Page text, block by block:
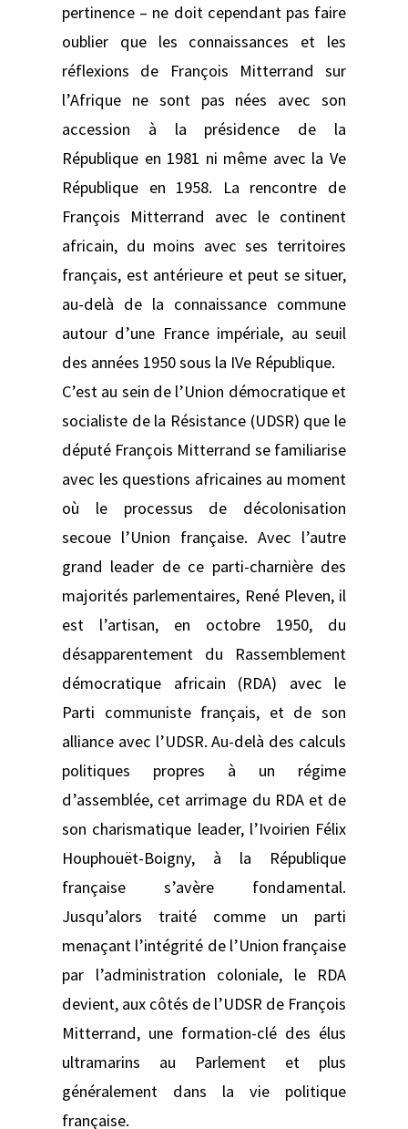
pertinence – ne doit cependant pas faire
oublier que les connaissances et les
réflexions de François Mitterrand sur
l’Afrique ne sont pas nées avec son
accession à la présidence de la
République en 1981 ni même avec la Ve
République en 1958. La rencontre de
François Mitterrand avec le continent
africain, du moins avec ses territoires
français, est antérieure et peut se situer,
au-delà de la connaissance commune
autour d’une France impériale, au seuil
des années 1950 sous la IVe République.
C’est au sein de l’Union démocratique et
socialiste de la Résistance (UDSR) que le
député François Mitterrand se familiarise
avec les questions africaines au moment
où le processus de décolonisation
secoue l’Union française. Avec l’autre
grand leader de ce parti-charnière des
majorités parlementaires, René Pleven, il
est l’artisan, en octobre 1950, du
désapparentement du Rassemblement
démocratique africain (RDA) avec le
Parti communiste français, et de son
alliance avec l’UDSR. Au-delà des calculs
politiques propres à un régime
d’assemblée, cet arrimage du RDA et de
son charismatique leader, l’Ivoirien Félix
Houphouët-Boigny, à la République
française s’avère fondamental.
Jusqu’alors traité comme un parti
menaçant l’intégrité de l’Union française
par l’administration coloniale, le RDA
devient, aux côtés de l’UDSR de François
Mitterrand, une formation-clé des élus
ultramarins au Parlement et plus
généralement dans la vie politique
française.